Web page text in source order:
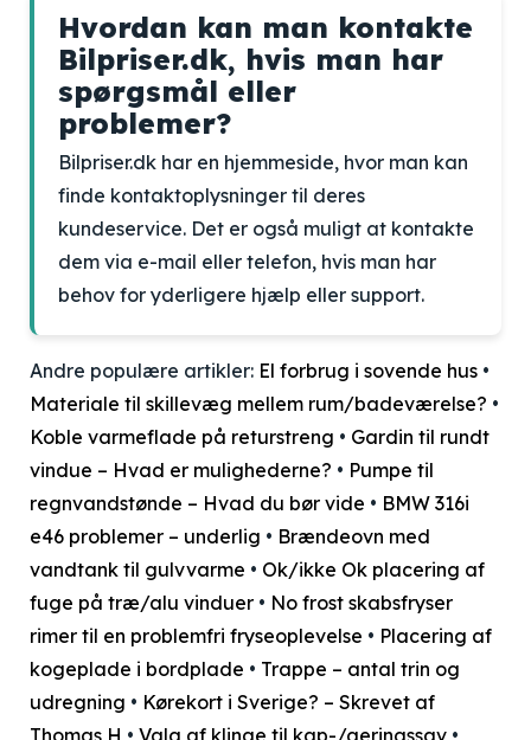
Hvordan kan man kontakte
Bilpriser.dk, hvis man har
spørgsmål eller
problemer?
Bilpriser.dk har en hjemmeside, hvor man kan
finde kontaktoplysninger til deres
kundeservice. Det er også muligt at kontakte
dem via e-mail eller telefon, hvis man har
behov for yderligere hjælp eller support.
Andre populære artikler: El forbrug i sovende hus •
Materiale til skillevæg mellem rum/badeværelse? •
Koble varmeflade på returstreng • Gardin til rundt
vindue – Hvad er mulighederne? • Pumpe til
regnvandstønde – Hvad du bør vide • BMW 316i
e46 problemer – underlig • Brændeovn med
vandtank til gulvvarme • Ok/ikke Ok placering af
fuge på træ/alu vinduer • No frost skabsfryser
rimer til en problemfri fryseoplevelse • Placering af
kogeplade i bordplade • Trappe – antal trin og
udregning • Kørekort i Sverige? – Skrevet af
Thomas H • Valg af klinge til kap-/geringssav •